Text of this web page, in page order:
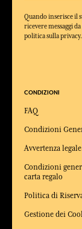
Quando inserisce il
ricevere messaggi
politica sulla
CONDIZIONI
FAQ
Condizioni
Avvertenza legale
Condizioni
carta regalo
Politica di
Gestione dei